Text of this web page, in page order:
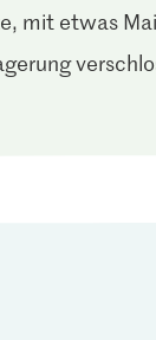
mit etwas